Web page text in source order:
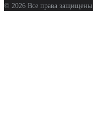
© 2026 Все права защищены